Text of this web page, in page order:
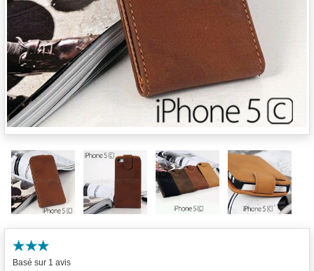
Basé sur 1 avis